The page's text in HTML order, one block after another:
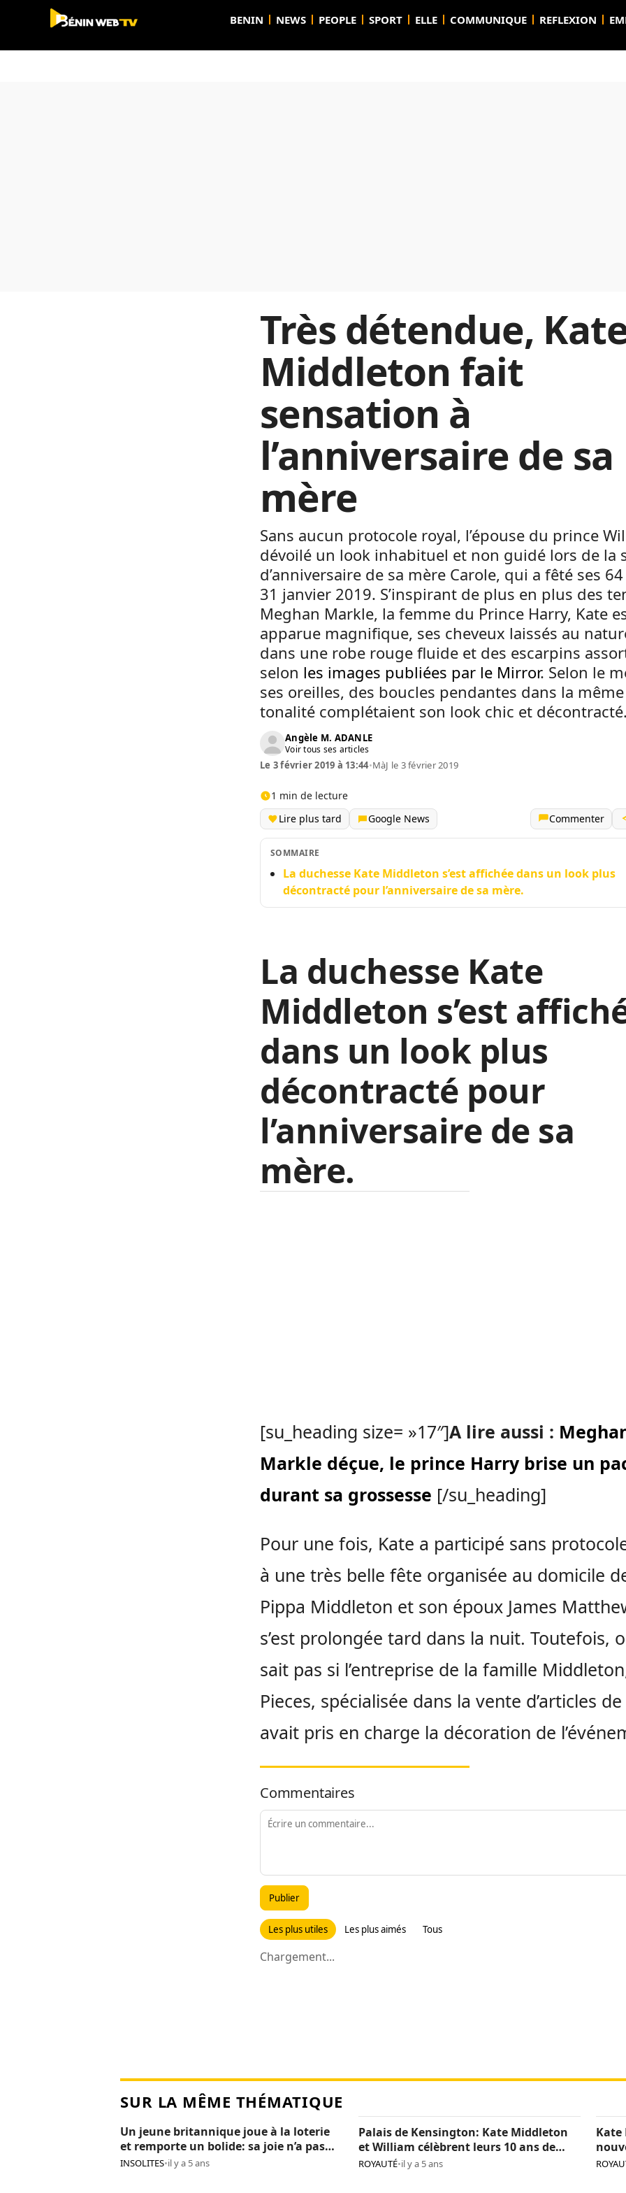
BENIN NEWS PEOPLE SPORT ELLE COMMUNIQUE REFLEXION
Très détendue,
Middleton fait
sensation à
l’anniversaire de sa
mère
Sans aucun protocole royal, l’épouse du prince
dévoilé un look inhabituel et non guidé lors de la
d’anniversaire de sa mère Carole, qui a fêté ses
31 janvier 2019. S’inspirant de plus en plus des
Meghan Markle, la femme du Prince Harry, Kate
apparue magnifique, ses cheveux laissés au
dans une robe rouge fluide et des escarpins
selon les images publiées par le Mirror. Selon le
ses oreilles, des boucles pendantes dans la même
tonalité complétaient son look chic et
Angèle M. ADANLE
Voir tous ses articles
Le 3 février 2019 à 13:44•MàJ le 3 février 2019
1 min de lecture
Lire plus tard
Google News Commenter
SOMMAIRE
La duchesse Kate Middleton s’est affichée dans un look plus
décontracté pour l’anniversaire de sa mère.
La duchesse Kate
Middleton s’est
dans un look plus
décontracté pour
l’anniversaire de sa
mère.
[su_heading size= »17″]A lire aussi :
Markle déçue, le prince Harry brise un
durant sa grossesse [/su_heading]
Pour une fois, Kate a participé sans
à une très belle fête organisée au domicile
Pippa Middleton et son époux James
s’est prolongée tard dans la nuit. Toutefois,
sait pas si l’entreprise de la famille
Pieces, spécialisée dans la vente d’articles
avait pris en charge la décoration de
Commentaires
Publier
Les plus utiles Les plus aimés Tous
Chargement...
SUR LA MÊME THÉMATIQUE
Un jeune britannique joue à la loterie
et remporte un bolide: sa joie n’a pas
duré 24H
INSOLITES•il y a 5 ans
Palais de Kensington: Kate Middleton
et William célèbrent leurs 10 ans de
mariage (photos)
ROYAUTÉ•il y a 5 ans
Kate